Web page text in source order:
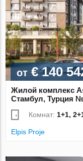
от € 140
Жилой комплекс
Стамбул, Турция
Комнат: 1+1,
Elpis Proje